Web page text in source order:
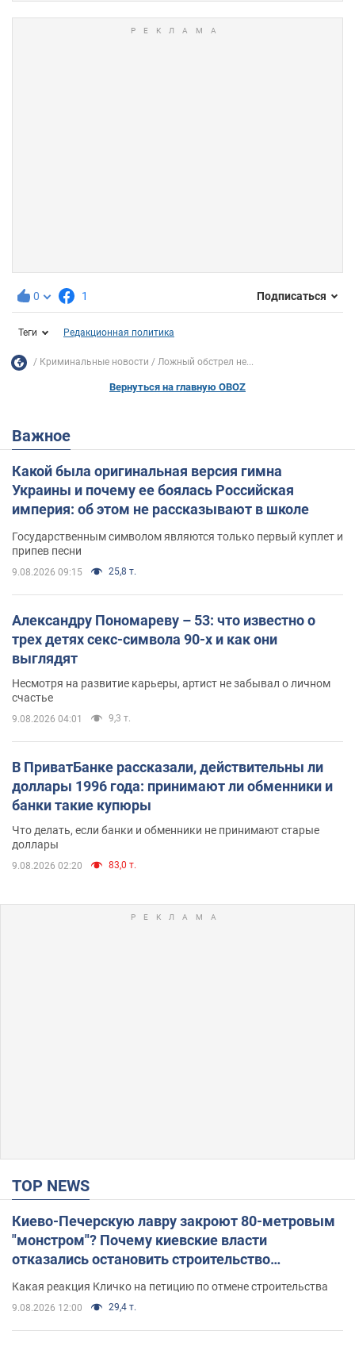
0 1 Подписаться
Теги Редакционная политика
Криминальные новости Ложный обстрел не...
Вернуться на главную OBOZ
Важное
Какой была оригинальная версия гимна
Украины и почему ее боялась Российская
империя: об этом не рассказывают в школе
Государственным символом являются только первый куплет и
припев песни
9.08.2026 09:15 25,8 т.
Александру Пономареву – 53: что известно о
трех детях секс-символа 90-х и как они
выглядят
Несмотря на развитие карьеры, артист не забывал о личном
счастье
9.08.2026 04:01 9,3 т.
В ПриватБанке рассказали, действительны ли
доллары 1996 года: принимают ли обменники и
банки такие купюры
Что делать, если банки и обменники не принимают старые
доллары
9.08.2026 02:20 83,0 т.
TOP NEWS
Киево-Печерскую лавру закроют 80-метровым
"монстром"? Почему киевские власти
отказались остановить строительство
Какая реакция Кличко на петицию по отмене строительства
9.08.2026 12:00 29,4 т.